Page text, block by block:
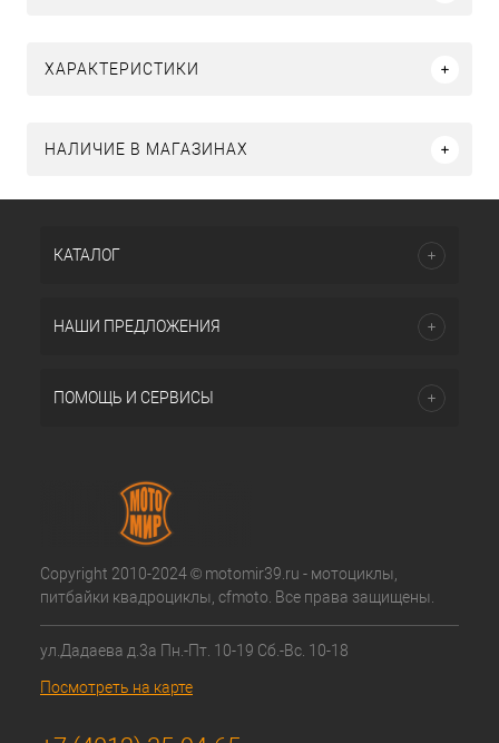
ХАРАКТЕРИСТИКИ
НАЛИЧИЕ В МАГАЗИНАХ
КАТАЛОГ
НАШИ ПРЕДЛОЖЕНИЯ
ПОМОЩЬ И СЕРВИСЫ
Copyright 2010-2024 © motomir39.ru - мотоциклы,
питбайки квадроциклы, cfmoto. Все права защищены.
ул.Дадаева д.3а Пн.-Пт. 10-19 Сб.-Вс. 10-18
Посмотреть на карте